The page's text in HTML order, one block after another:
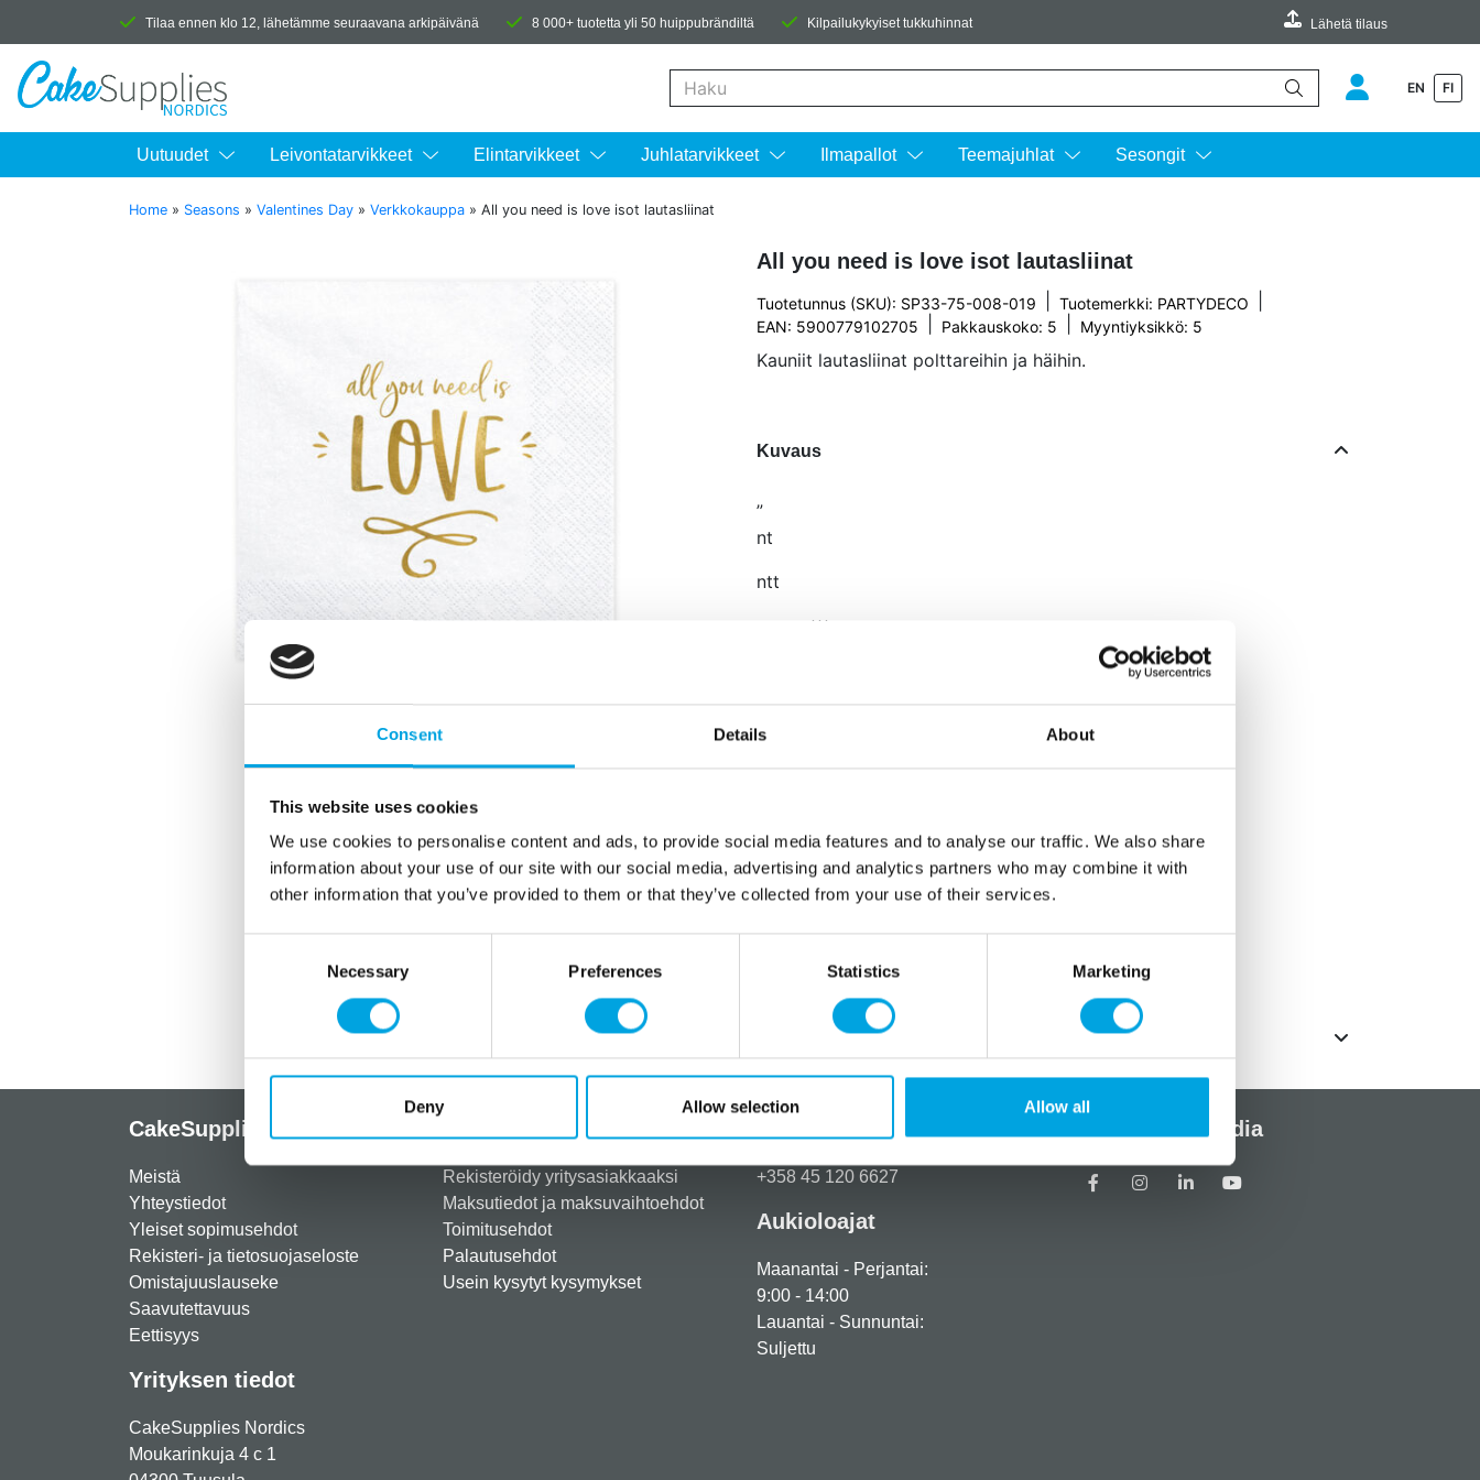
Consent Details About
This website uses cookies
We use cookies to personalise content and ads, to provide social media features and to analyse our traffic. We also share
information about your use of our site with our social media, advertising and analytics partners who may combine it with
other information that you’ve provided to them or that they’ve collected from your use of their services.
Necessary Preferences Statistics Marketing
Deny Allow selection Allow all
Tilaa ennen klo 12, lähetämme seuraavana arkipäivänä 8 000+ tuotetta yli 50 huippubrändiltä Kilpailukykyiset tukkuhinnat Lähetä tilaus
EN FI
Uutuudet Leivontatarvikkeet Elintarvikkeet Juhlatarvikkeet Ilmapallot Teemajuhlat Sesongit
Home » Seasons » Valentines Day » Verkkokauppa » All you need is love isot lautasliinat
All you need is love isot lautasliinat
Tuotetunnus (SKU): SP33-75-008-019 Tuotemerkki: PARTYDECO
EAN: 5900779102705 Pakkauskoko: 5 Myyntiyksikkö: 5
Kauniit lautasliinat polttareihin ja häihin.
Kuvaus
”
nt
ntt
nttt
teksti kultainen All you need is love
ntt
n
n
nt
CakeSupplies Nordics
Meistä
Yhteystiedot
Yleiset sopimusehdot
Rekisteri- ja tietosuojaseloste
Omistajuuslauseke
Saavutettavuus
Eettisyys
Yrityksen tiedot
CakeSupplies Nordics
Moukarinkuja 4 c 1
Rekisteröidy yritysasiakkaaksi
Maksutiedot ja maksuvaihtoehdot
Toimitusehdot
Palautusehdot
Usein kysytyt kysymykset
+358 45 120 6627
Aukioloajat
Maanantai - Perjantai:
9:00 - 14:00
Lauantai - Sunnuntai:
Suljettu
Sosiaalinen media